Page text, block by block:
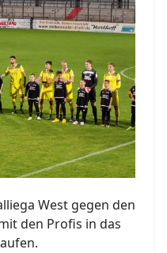
West gegen den
den Profis in das